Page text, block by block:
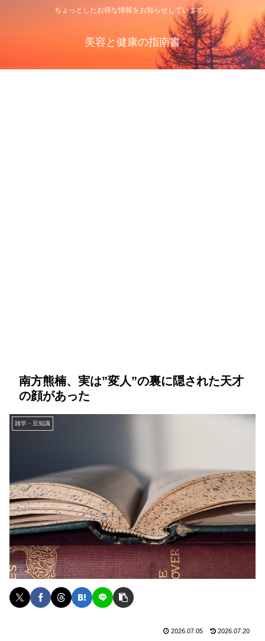
ちょっとしたお得な情報をお知らせしています。
美容と健康の指南書
南方熊楠、実は”変人”の裏に隠された天才
の顔があった
雑学・豆知識
2026.07.05 2026.07.20